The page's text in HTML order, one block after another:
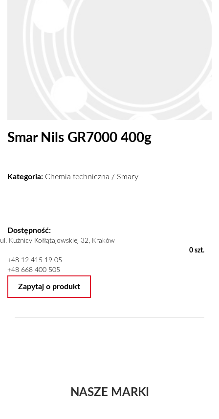
Smar Nils GR7000 400g
Kategoria: Chemia techniczna / Smary
Dostępność:
ul. Kuźnicy Kołłątajowskiej 32, Kraków
0 szt.
+48 12 415 19 05
+48 668 400 505
Zapytaj o produkt
NASZE MARKI